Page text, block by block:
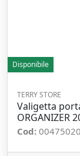
Disponibile
TERRY STORE
Valigetta
ORGANIZER
Cod: 00475020